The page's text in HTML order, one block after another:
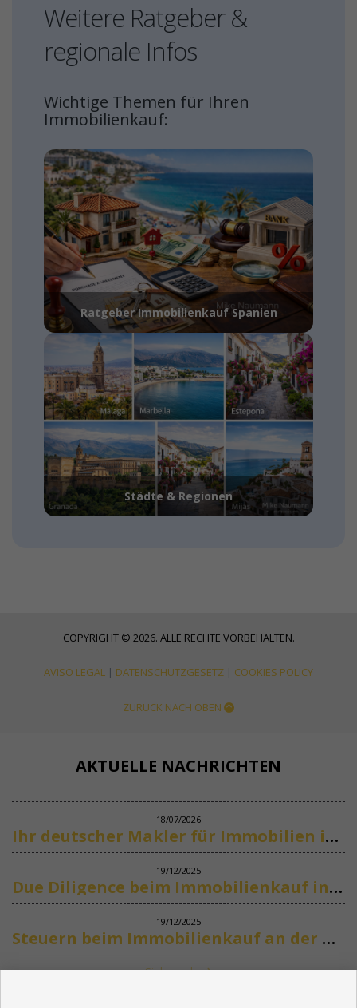
Weitere Ratgeber &
regionale Infos
Wichtige Themen für Ihren
Immobilienkauf:
Ratgeber Immobilienkauf Spanien
Städte & Regionen
COPYRIGHT © 2026. ALLE RECHTE VORBEHALTEN.
AVISO LEGAL | DATENSCHUTZGESETZ | COOKIES POLICY
ZURÜCK NACH OBEN
AKTUELLE NACHRICHTEN
18/07/2026
Ihr deutscher Makler für Immobilien in Marbella
19/12/2025
Due Diligence beim Immobilienkauf in Spanien
19/12/2025
Steuern beim Immobilienkauf an der Costa del Sol
Siehe mehr